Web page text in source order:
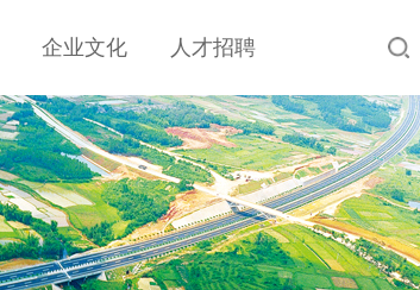
企业文化 人才招聘